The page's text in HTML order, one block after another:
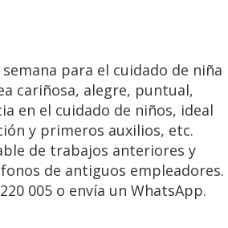
para el cuidado de niña
cariñosa, alegre, puntual,
en el cuidado de niños, ideal
y primeros auxilios, etc.
de trabajos anteriores y
de antiguos empleadores.
005 o envía un WhatsApp.